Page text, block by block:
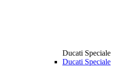
Ducati Speciale
Ducati Speciale